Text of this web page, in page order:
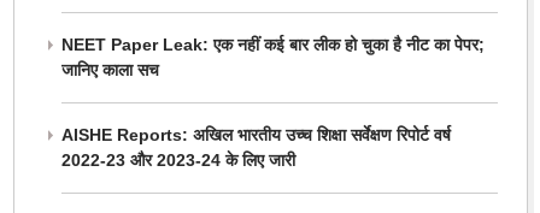
NEET Paper Leak: एक नहीं कई बार लीक हो चुका है नीट का पेपर;
जानिए काला सच
AISHE Reports: अखिल भारतीय उच्च शिक्षा सर्वेक्षण रिपोर्ट वर्ष
2022-23 और 2023-24 के लिए जारी